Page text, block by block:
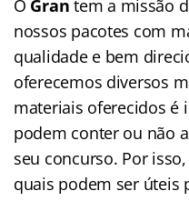
O Grantem a missão
nossos pacotes com
qualidade e bem
oferecemos diversos
materiais oferecidos é
podem conter ou não
seu concurso. Por
quais podem ser úteis